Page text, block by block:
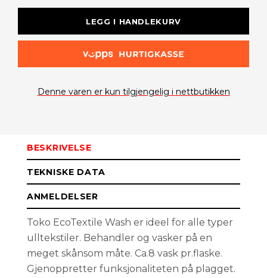
LEGG I HANDLEKURV
Denne varen er kun tilgjengelig i nettbutikken
BESKRIVELSE
TEKNISKE DATA
ANMELDELSER
Toko EcoTextile Wash er ideel for alle typer
ulltekstiler. Behandler og vasker på en
meget skånsom måte. Ca.8 vask pr.flaske.
Gjenoppretter funksjonaliteten på plagget.